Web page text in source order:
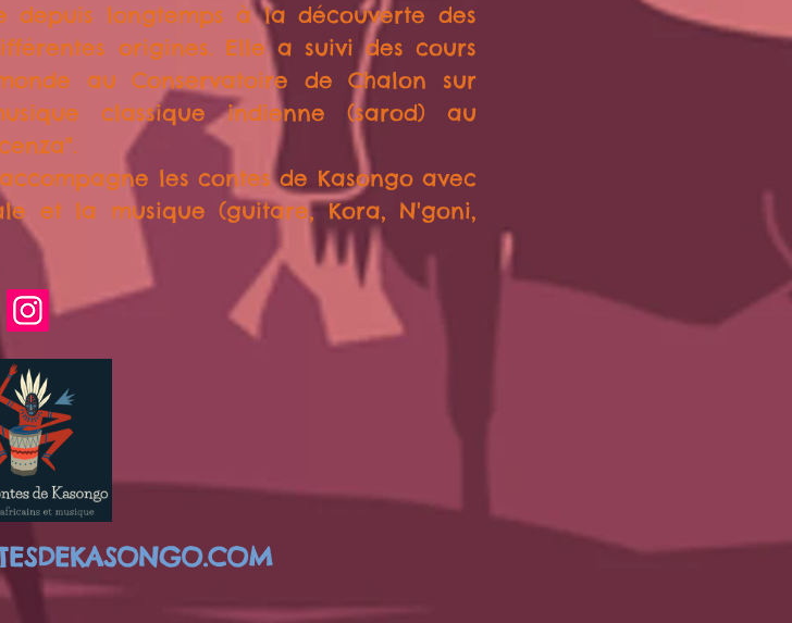
depuis longtemps à la découverte des
origines. Elle a suivi des cours
au Conservatoire de Chalon sur
classique indienne (sarod) au
les contes de Kasongo avec
et la musique (guitare, Kora, N'goni,